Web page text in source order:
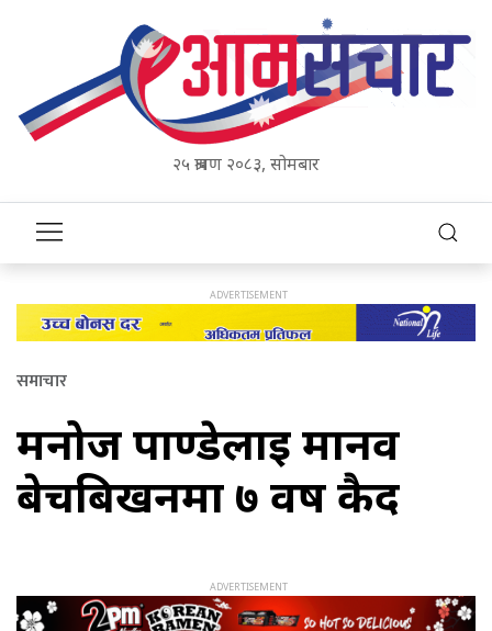
२५ श्रावण २०८३, सोमबार
समाचार
मनोज पाण्डेलाई मानव
बेचबिखनमा ७ वर्ष कैद